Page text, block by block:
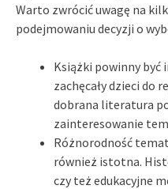
Warto zwrócić uwagę na
podejmowaniu decyzji o
Książki powinny być
zachęcały dzieci do
dobrana literatura
zainteresowanie
Różnorodność
również istotna.
czy też edukacyjne